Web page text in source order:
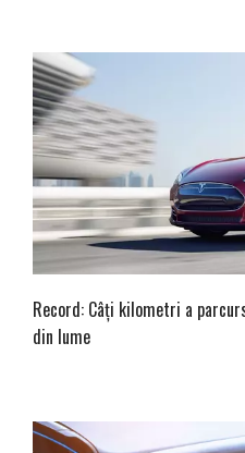
Record: Câți kilometri a
din lume